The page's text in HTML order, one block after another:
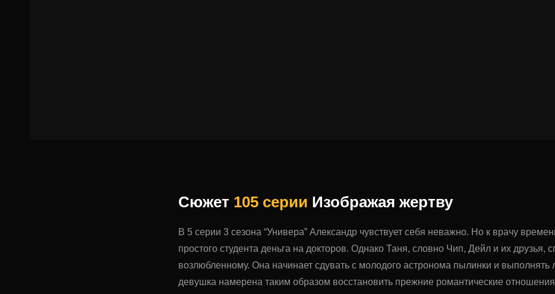
Сюжет 105 серии Изображая жертву
В 5 серии 3 сезона “Универа” Александр чувствует себя неважно. Но к врачу
простого студента деньга на докторов. Однако Таня, словно Чип, Дейл и их
возлюбленному. Она начинает сдувать с молодого астронома пылинки и выполнять
девушка намерена таким образом восстановить прежние романтические